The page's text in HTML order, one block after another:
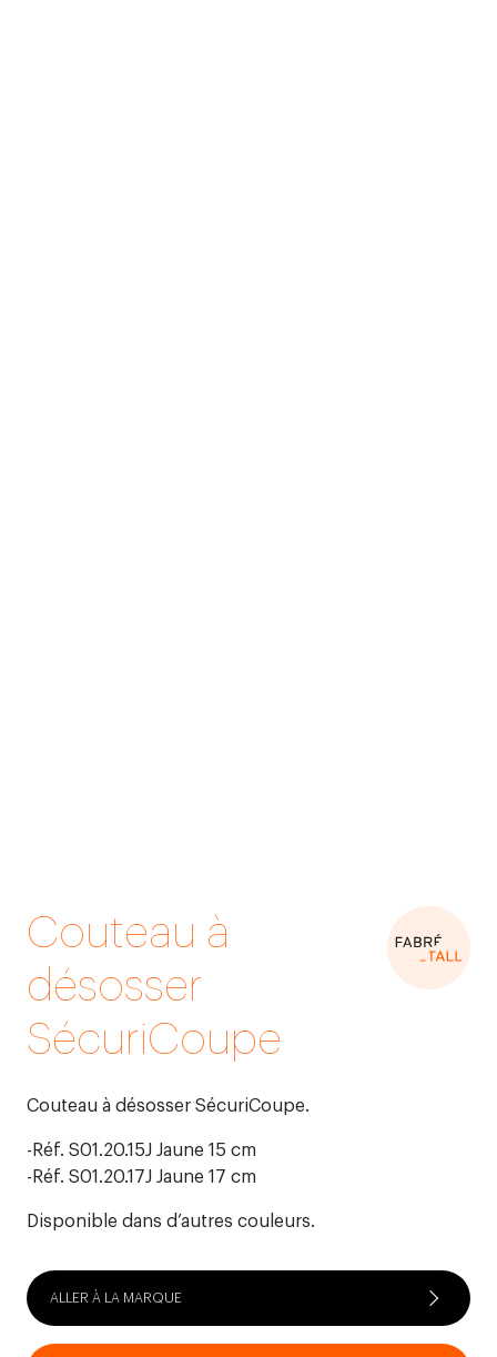
Couteau à
désosser
SécuriCoupe
Couteau à désosser SécuriCoupe.
-Réf. S01.20.15J Jaune 15 cm
-Réf. S01.20.17J Jaune 17 cm
Disponible dans d’autres couleurs.
ALLER À LA MARQUE